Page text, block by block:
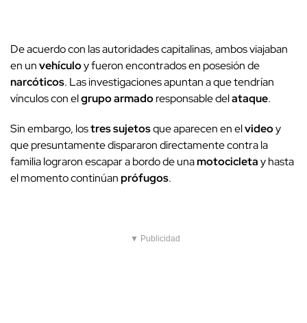
De acuerdo con las autoridades capitalinas, ambos viajaban
en unvehículoy fueron encontrados en posesión de
narcóticos. Las investigaciones apuntan a que tendrían
vínculos con elgrupo armadoresponsable delataque.
Sin embargo, lostres sujetosque aparecen en elvideoy
que presuntamente dispararon directamente contra la
familia lograron escapar a bordo de unamotocicletay hasta
el momento continúanprófugos.
▼ Publicidad